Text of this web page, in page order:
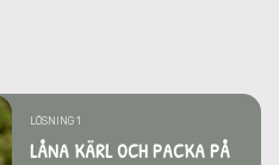
LÖSNING 1
LÅNA KÄRL OCH PACKA PÅ